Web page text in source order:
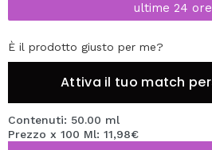
ultime 24
È il prodotto giusto per me?
Attiva il tuo match
Contenuti: 50.00 ml
Prezzo x 100 Ml: 11,98€